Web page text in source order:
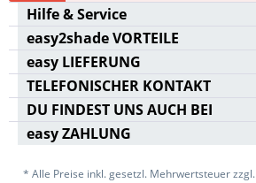
Hilfe & Service
easy2shade VORTEILE
easy LIEFERUNG
TELEFONISCHER KONTAKT
DU FINDEST UNS AUCH BEI
easy ZAHLUNG
* Alle Preise inkl. gesetzl. Mehrwertsteuer zzgl.